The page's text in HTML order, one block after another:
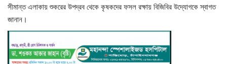
আন্তর্জাতিক
সারাদেশ
স্বাস্থ্য
সীমান্ত এলাকায় শুকরের উপদ্রব থেকে কৃষকদের ফসল রক্ষায় বিজিবির উদ্যোগকে স্বাগত
জানান।